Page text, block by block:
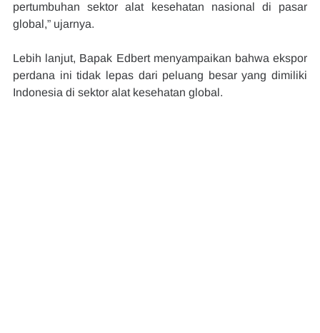
pertumbuhan sektor alat kesehatan nasional di pasar
global,” ujarnya.
Lebih lanjut, Bapak Edbert menyampaikan bahwa ekspor
perdana ini tidak lepas dari peluang besar yang dimiliki
Indonesia di sektor alat kesehatan global.